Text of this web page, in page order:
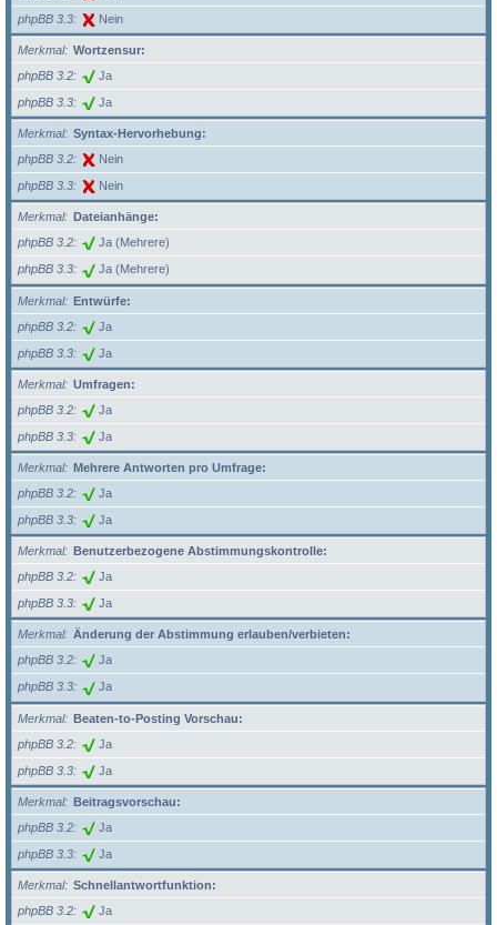
phpBB 3.3 Nein
Merkmal
Wortzensur:
phpBB 3.2
Ja
phpBB 3.3 Ja
Merkmal
Syntax-Hervorhebung:
phpBB 3.2
Nein
phpBB 3.3 Nein
Merkmal
Dateianhänge:
phpBB 3.2
Ja (Mehrere)
phpBB 3.3 Ja (Mehrere)
Merkmal
Entwürfe:
phpBB 3.2
Ja
phpBB 3.3 Ja
Merkmal
Umfragen:
phpBB 3.2
Ja
phpBB 3.3 Ja
Merkmal
Mehrere Antworten pro Umfrage:
phpBB 3.2
Ja
phpBB 3.3 Ja
Merkmal
Benutzerbezogene Abstimmungskontrolle:
phpBB 3.2
Ja
phpBB 3.3 Ja
Merkmal
Änderung der Abstimmung erlauben/verbieten:
phpBB 3.2
Ja
phpBB 3.3 Ja
Merkmal
Beaten-to-Posting Vorschau:
phpBB 3.2
Ja
phpBB 3.3 Ja
Merkmal
Beitragsvorschau:
phpBB 3.2
Ja
phpBB 3.3 Ja
Merkmal
Schnellantwortfunktion:
phpBB 3.2
Ja